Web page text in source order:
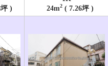
)
24m2 ( 7.26坪 )